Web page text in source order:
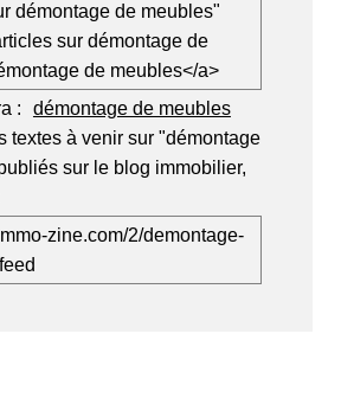
démontage de meubles"
sur démontage de
de meubles</a>
:
démontage de meubles
textes à venir sur "démontage
sur le blog immobilier,
zine.com/2/demontage-